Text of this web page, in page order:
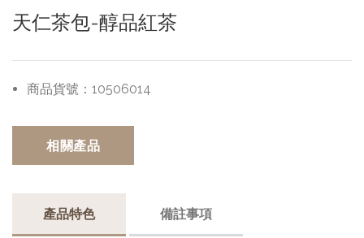
天仁茶包-醇品紅茶
商品貨號： 10506014
相關產品
產品特色 備註事項